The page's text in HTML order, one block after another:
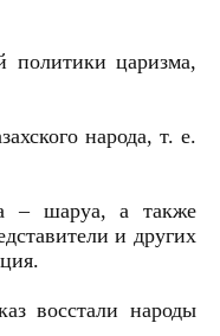
политики царизма,
народа, т. е.
– шаруа, а также
и других
восстали народы